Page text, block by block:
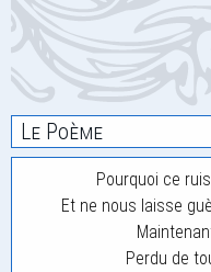
Le Poème
Pourquoi ce
Et ne nous laisse
Perdu de